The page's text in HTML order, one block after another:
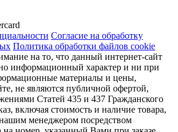
Согласие на обработку
Политика обработки файлов cookie
на то, что данный интернет-сайт
информационный характер и ни при
материалы и цены,
не являются публичной офертой,
Статей 435 и 437 Гражданского
включая стоимость и наличие товара,
менеджером посредством